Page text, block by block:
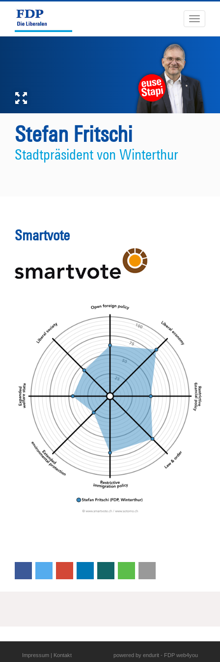
Toggle
Stefan Fritschi
Stadtpräsident von Winterthur
Smartvote
Impressum | Kontakt powered by endurit - FDP web4you